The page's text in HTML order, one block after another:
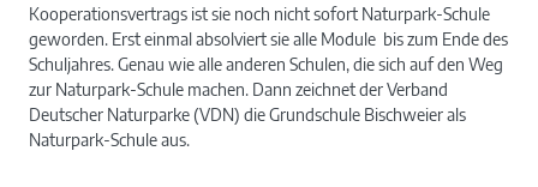
Kooperationsvertrags ist sie noch nicht sofort Naturpark-Schule
geworden. Erst einmal absolviert sie alle Module bis zum Ende des
Schuljahres. Genau wie alle anderen Schulen, die sich auf den Weg
zur Naturpark-Schule machen. Dann zeichnet der Verband
Deutscher Naturparke (VDN) die Grundschule Bischweier als
Naturpark-Schule aus.